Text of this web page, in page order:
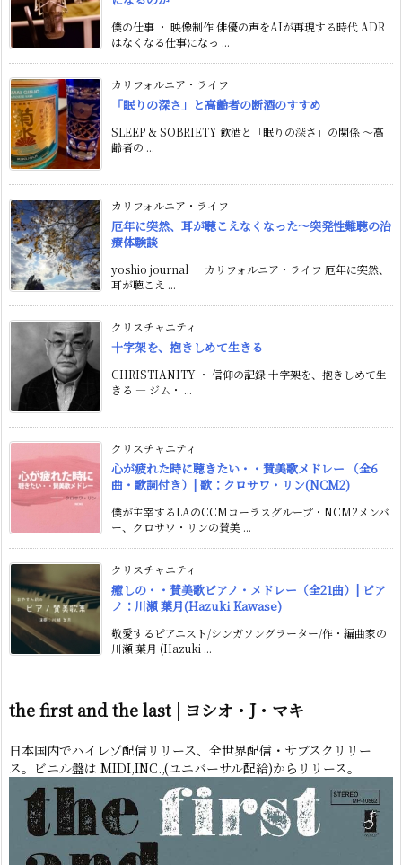
僕の仕事 ・ 映像制作 俳優の声をAIが再現する時代 ADR
はなくなる仕事になっ ...
カリフォルニア・ライフ
「眠りの深さ」と高齢者の断酒のすすめ
SLEEP & SOBRIETY 飲酒と「眠りの深さ」の関係 〜高
齢者の ...
カリフォルニア・ライフ
厄年に突然、耳が聴こえなくなった〜突発性難聴の治
療体験談
yoshio journal ｜ カリフォルニア・ライフ 厄年に突然、
耳が聴こえ ...
クリスチャニティ
十字架を、抱きしめて生きる
CHRISTIANITY ・ 信仰の記録 十字架を、抱きしめて生
きる ― ジム・ ...
クリスチャニティ
心が疲れた時に聴きたい・・賛美歌メドレー （全6
曲・歌詞付き）| 歌：クロサワ・リン(NCM2)
僕が主宰するLAのCCMコーラスグループ・NCM2メンバ
ー、クロサワ・リンの賛美 ...
クリスチャニティ
癒しの・・賛美歌ピアノ・メドレー（全21曲）| ピア
ノ：川瀬 葉月(Hazuki Kawase)
敬愛するピアニスト/シンガソングラーター/作・編曲家の
川瀬 葉月 (Hazuki ...
the first and the last | ヨシオ・J・マキ
日本国内でハイレゾ配信リリース、全世界配信・サブスクリリー
ス。ビニル盤は MIDI,INC.,(ユニバーサル配給)からリリース。